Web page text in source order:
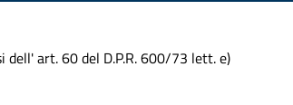
art. 60 del D.P.R. 600/73 lett. e)